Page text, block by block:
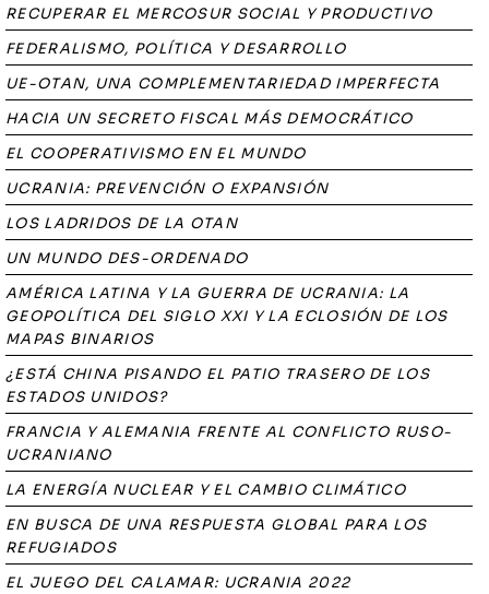
RECUPERAR EL MERCOSUR SOCIAL Y PRODUCTIVO
FEDERALISMO, POLÍTICA Y DESARROLLO
UE-OTAN, UNA COMPLEMENTARIEDAD IMPERFECTA
HACIA UN SECRETO FISCAL MÁS DEMOCRÁTICO
EL COOPERATIVISMO EN EL MUNDO
UCRANIA: PREVENCIÓN O EXPANSIÓN
LOS LADRIDOS DE LA OTAN
UN MUNDO DES-ORDENADO
AMÉRICA LATINA Y LA GUERRA DE UCRANIA: LA
GEOPOLÍTICA DEL SIGLO XXI Y LA ECLOSIÓN DE LOS
MAPAS BINARIOS
¿ESTÁ CHINA PISANDO EL PATIO TRASERO DE LOS
ESTADOS UNIDOS?
FRANCIA Y ALEMANIA FRENTE AL CONFLICTO RUSO-
UCRANIANO
LA ENERGÍA NUCLEAR Y EL CAMBIO CLIMÁTICO
EN BUSCA DE UNA RESPUESTA GLOBAL PARA LOS
REFUGIADOS
EL JUEGO DEL CALAMAR: UCRANIA 2022